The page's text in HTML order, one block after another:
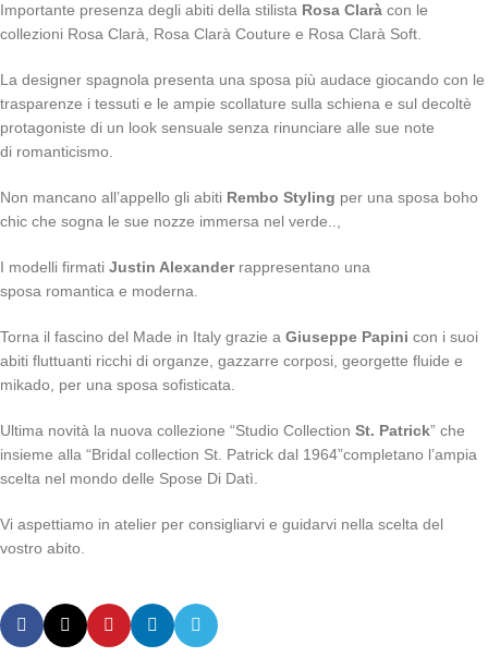
Importante presenza degli abiti della stilista Rosa Clarà con le
collezioni Rosa Clarà, Rosa Clarà Couture e Rosa Clarà Soft.
La designer spagnola presenta una sposa più audace giocando con le
trasparenze i tessuti e le ampie scollature sulla schiena e sul decoltè
protagoniste di un look sensuale senza rinunciare alle sue note
di romanticismo.
Non mancano all’appello gli abiti Rembo Styling per una sposa boho
chic che sogna le sue nozze immersa nel verde..,
I modelli firmati Justin Alexanderrappresentano una
sposa romantica e moderna.
Torna il fascino del Made in Italy grazie a Giuseppe Papini con i suoi
abiti fluttuanti ricchi di​ organze, gazzarre corposi, georgette fluide e
mikado, per una sposa sofisticata.
Ultima novità la nuova collezione “Studio Collection St. Patrick” che
insieme alla “Bridal collection St. Patrick dal 1964”completano l’ampia
scelta nel mondo delle Spose Di Datì.​
​Vi aspettiamo in atelier per consigliarvi e guidarvi nella scelta del
vostro abito.